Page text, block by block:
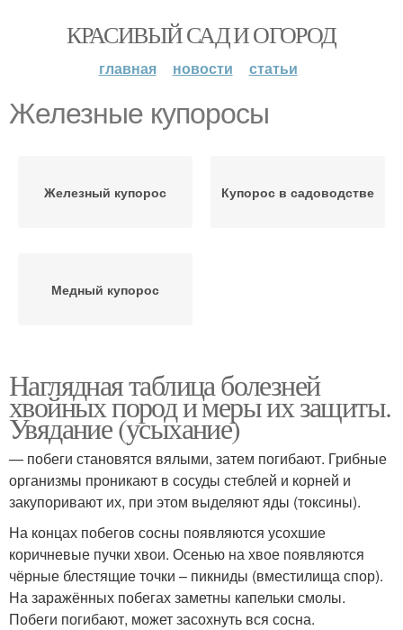
КРАСИВЫЙ САД И ОГОРОД
главная новости статьи
Железные купоросы
Железный купорос Купорос в садоводстве
Медный купорос
Наглядная таблица болезней
хвойных пород и меры их защиты.
Увядание (усыхание)
— побеги становятся вялыми, затем погибают. Грибные
организмы проникают в сосуды стеблей и корней и
закупоривают их, при этом выделяют яды (токсины).
На концах побегов сосны появляются усохшие
коричневые пучки хвои. Осенью на хвое появляются
чёрные блестящие точки – пикниды (вместилища спор).
На заражённых побегах заметны капельки смолы.
Побеги погибают, может засохнуть вся сосна.